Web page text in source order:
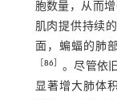
胞数量，从而
肌肉提供持续
面，蝙蝠的肺
86］ 。尽管依
显著增大肺体